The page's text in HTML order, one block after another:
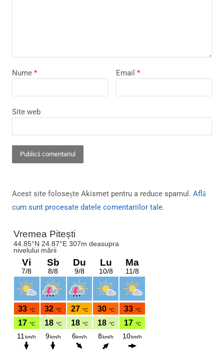
Nume * Email *
Site web
Acest site folosește Akismet pentru a reduce spamul. Află
cum sunt procesate datele comentariilor tale.